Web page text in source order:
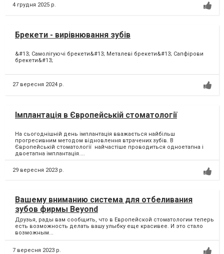
4 грудня 2025 р.
Брекети - вирівнювання зубів
&#13; Самолігуючі брекети&#13; Металеві брекети&#13; Сапфірови
брекети&#13;
27 вересня 2024 р.
Імплантація в Європейській стоматології
На сьогоднішній день імплантація вважається найбільш
прогресивним методом відновлення втрачених зубів. В
Європейській стоматології найчастіше проводиться одноетапна і
двоетапна імплантація....
29 вересня 2023 р.
Вашему вниманию система для отбеливания
зубов фирмы Beyond
Друзья, рады вам сообщить, что в Европейской стоматологии теперь
есть возможность делать вашу улыбку еще красивее. И это стало
возможным...
7 вересня 2023 р.